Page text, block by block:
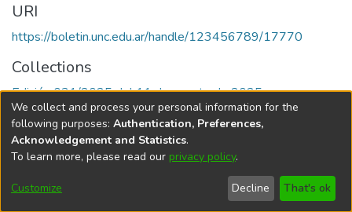
URI
https://boletin.unc.edu.ar/handle/123456789/17770
Collections
Edición 031/2025 del 11 de agosto de 2025
Universidad Nacional de Córdoba
We collect and process your personal information for the
following purposes: Authentication, Preferences,
Acknowledgement and Statistics.
To learn more, please read our privacy policy.
Customize Decline That's ok